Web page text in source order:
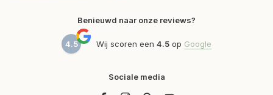
Benieuwd naar onze reviews?
4.5 Wij scoren een 4.5 op Google
Sociale media